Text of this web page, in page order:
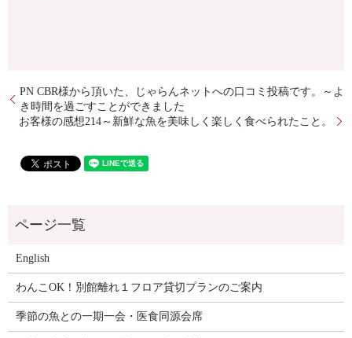
PN CBR様から頂いた、じゃらんネットへの口コミ投稿です。～よ
き時間を過ごすことができました
お客様の感想214～新鮮な魚を美味しく楽しく食べられたこと。
English
わんこOK！別館離れ１フロア貸切プランのご案内
季節の魚との一期一会・医食同源会席